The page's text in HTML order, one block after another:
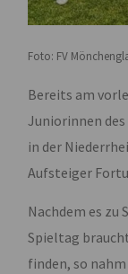
Foto: FV
Bereits am
Juniorinnen
in der
Aufsteiger
Nachdem es zu
Spieltag
finden, so